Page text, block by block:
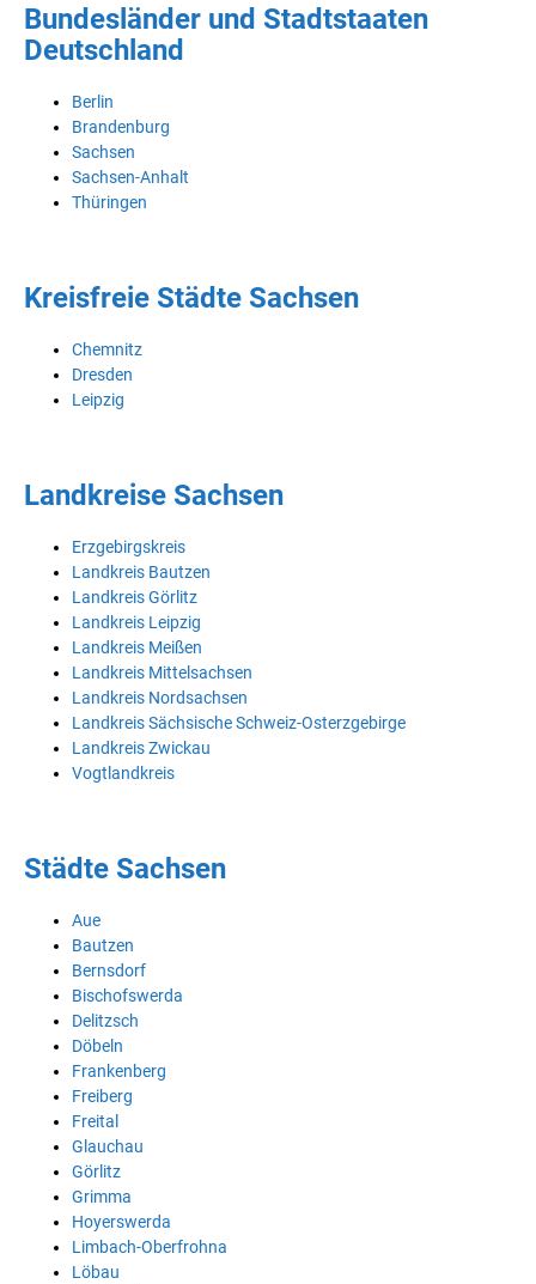
Bundesländer und Stadtstaaten
Deutschland
Berlin
Brandenburg
Sachsen
Sachsen-Anhalt
Thüringen
Kreisfreie Städte Sachsen
Chemnitz
Dresden
Leipzig
Landkreise Sachsen
Erzgebirgskreis
Landkreis Bautzen
Landkreis Görlitz
Landkreis Leipzig
Landkreis Meißen
Landkreis Mittelsachsen
Landkreis Nordsachsen
Landkreis Sächsische Schweiz-Osterzgebirge
Landkreis Zwickau
Vogtlandkreis
Städte Sachsen
Aue
Bautzen
Bernsdorf
Bischofswerda
Delitzsch
Döbeln
Frankenberg
Freiberg
Freital
Glauchau
Görlitz
Grimma
Hoyerswerda
Limbach-Oberfrohna
Löbau